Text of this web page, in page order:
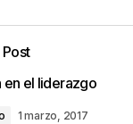
están
en el liderazgo
1 marzo, 2017